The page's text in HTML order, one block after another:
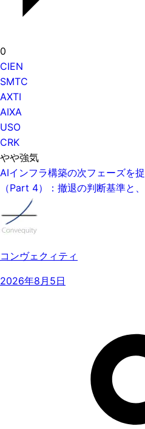
0
CIEN
SMTC
AXTI
AIXA
USO
CRK
やや強気
AIインフラ構築の次フェーズを
（Part 4）：撤退の判断基準と
コンヴェクィティ
2026年8月5日